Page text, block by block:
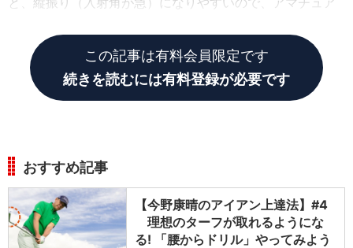
この記事は有料会員限定です
続きを読むには有料登録が必要です
おすすめ記事
【今野康晴のアイアン上達法】#4
理想のターフが取れるようにな
る! 「腰からドリル」やってみよう